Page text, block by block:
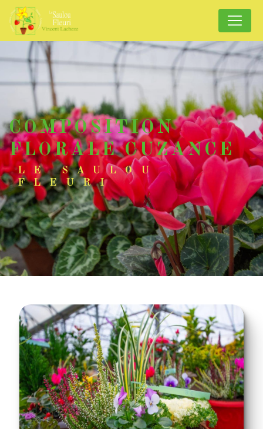
COMPOSITION
FLORALE CUZANCE
LE SAULOU
FLEURI
Panneau de gestion des cookies